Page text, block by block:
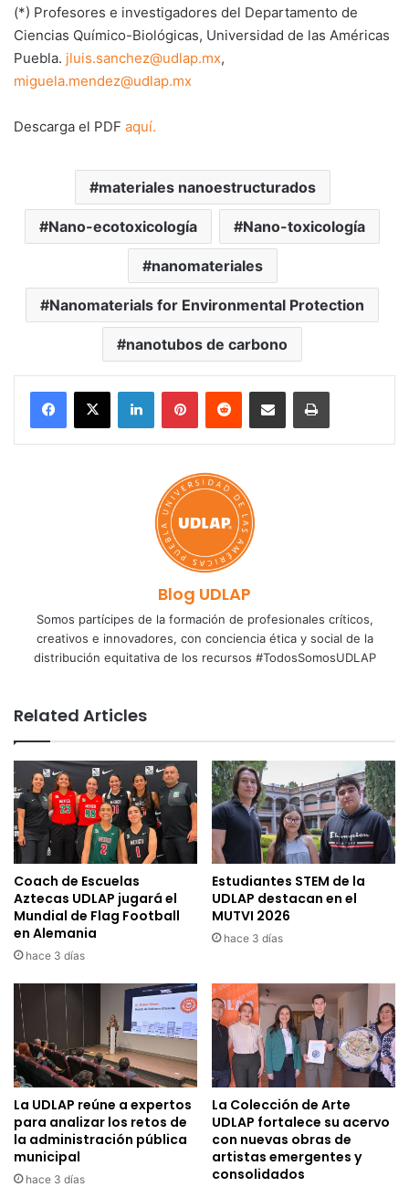
(*) Profesores e investigadores del Departamento de
Ciencias Químico-Biológicas, Universidad de las Américas
Puebla. jluis.sanchez@udlap.mx,
miguela.mendez@udlap.mx
Descarga el PDF aquí.
materiales nanoestructurados
Nano-ecotoxicología Nano-toxicología
nanomateriales
Nanomaterials for Environmental Protection
nanotubos de carbono
LinkedInPinterestReddit Share via Email Print
Blog UDLAP
Somos partícipes de la formación de profesionales críticos,
creativos e innovadores, con conciencia ética y social de la
distribución equitativa de los recursos #TodosSomosUDLAP
Related Articles
Coach de Escuelas
Aztecas UDLAP jugará el
Mundial de Flag Football
en Alemania
hace 3 días
Estudiantes STEM de la
UDLAP destacan en el
MUTVI 2026
hace 3 días
La UDLAP reúne a expertos
para analizar los retos de
la administración pública
municipal
hace 3 días
La Colección de Arte
UDLAP fortalece su acervo
con nuevas obras de
artistas emergentes y
consolidados